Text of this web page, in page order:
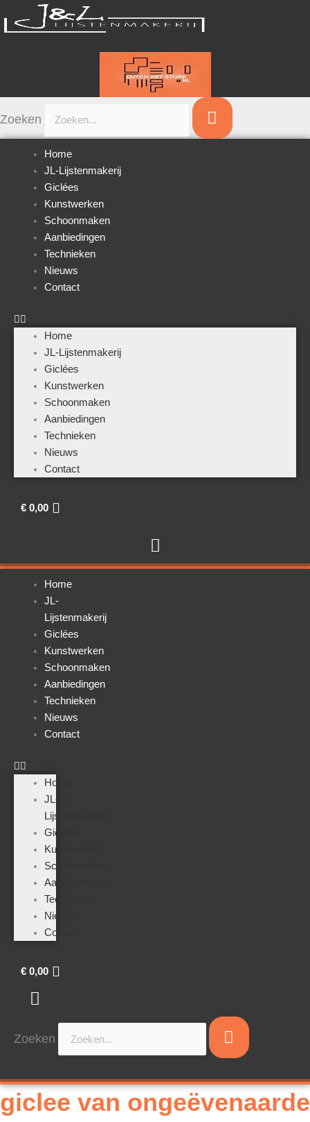
naar
Zoeken
Home
JL-Lijstenmakerij
Giclées
Kunstwerken
Schoonmaken
Aanbiedingen
Technieken
Nieuws
Contact
Home
JL-Lijstenmakerij
Giclées
Kunstwerken
Schoonmaken
Aanbiedingen
Technieken
Nieuws
Contact
€ 0,00
Home
JL-
Lijstenmakerij
Giclées
Kunstwerken
Schoonmaken
Aanbiedingen
Technieken
Nieuws
Contact
Home
JL-
Lijstenmakerij
Giclées
Kunstwerken
Schoonmaken
Aanbiedingen
Technieken
Nieuws
Contact
€ 0,00
Zoeken
giclee van ongeëvenaarde